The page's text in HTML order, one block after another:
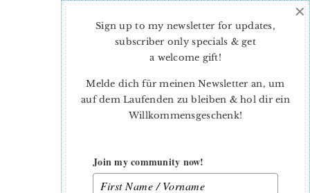
Sign up to my newsletter for updates,
subscriber only specials & get
a welcome gift!
Melde dich für meinen Newsletter an, um
auf dem Laufenden zu bleiben & hol dir ein
Willkommensgeschenk!
Join my community now!
×